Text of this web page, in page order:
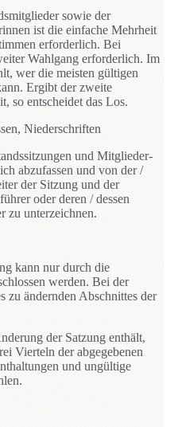
sowie der
ist die einfache Mehrheit
erforderlich. Bei
Wahlgang erforderlich. Im
wer die meisten gültigen
Ergibt der zweite
so entscheidet das Los.
Niederschriften
und Mitglieder-
abzufassen und von der /
der Sitzung und der
oder deren / dessen
zu unterzeichnen.
kann nur durch die
werden. Bei der
zu ändernden Abschnittes der
der Satzung enthält,
Vierteln der abgegebenen
und ungültige